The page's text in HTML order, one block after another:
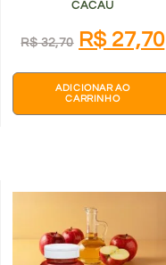
CACAU
R$32,70 R$27,70
ADICIONAR AO
CARRINHO